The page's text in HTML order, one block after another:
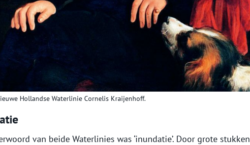
Hollandse Waterlinie Cornelis Kraijenhoff.
van beide Waterlinies was ‘inundatie’. Door grote stukken